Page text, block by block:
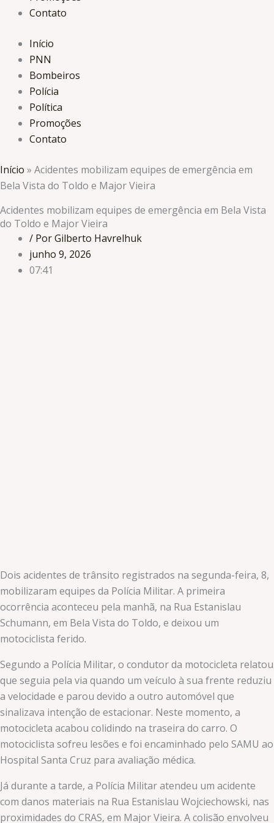
Contato
Início
PNN
Bombeiros
Polícia
Política
Promoções
Contato
Início » Acidentes mobilizam equipes de emergência em
Bela Vista do Toldo e Major Vieira
Acidentes mobilizam equipes de emergência em Bela Vista
do Toldo e Major Vieira
/ Por Gilberto Havrelhuk
junho 9, 2026
07:41
Dois acidentes de trânsito registrados na segunda-feira, 8,
mobilizaram equipes da Polícia Militar. A primeira
ocorrência aconteceu pela manhã, na Rua Estanislau
Schumann, em Bela Vista do Toldo, e deixou um
motociclista ferido.
Segundo a Polícia Militar, o condutor da motocicleta relatou
que seguia pela via quando um veículo à sua frente reduziu
a velocidade e parou devido a outro automóvel que
sinalizava intenção de estacionar. Neste momento, a
motocicleta acabou colidindo na traseira do carro. O
motociclista sofreu lesões e foi encaminhado pelo SAMU ao
Hospital Santa Cruz para avaliação médica.
Já durante a tarde, a Polícia Militar atendeu um acidente
com danos materiais na Rua Estanislau Wojciechowski, nas
proximidades do CRAS, em Major Vieira. A colisão envolveu